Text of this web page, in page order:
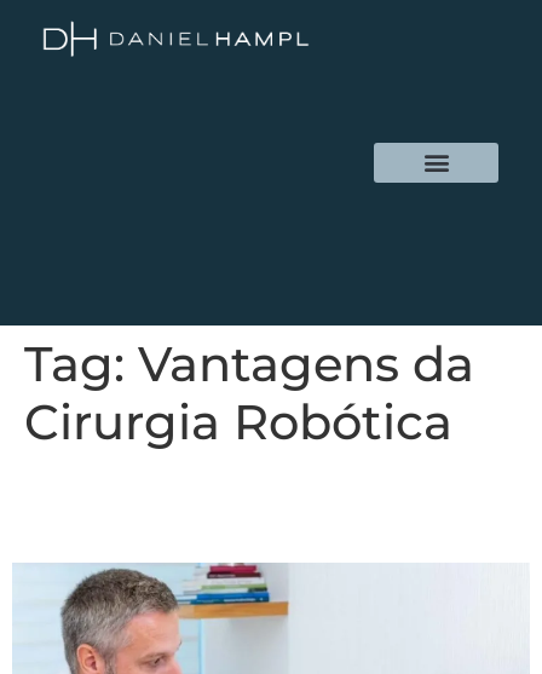
Tag: Vantagens da
Cirurgia Robótica